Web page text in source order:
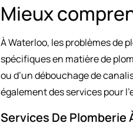
Mieux
À Waterloo, les problèmes de
spécifiques en matière de
ou d’un débouchage de
également des services pour
Services De Plomberie